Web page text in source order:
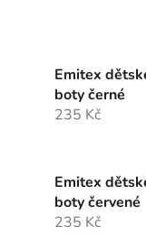
Emitex
boty černé
235 Kč
Emitex
boty červené
235 Kč